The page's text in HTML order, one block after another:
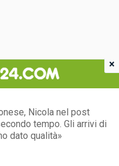
Nicola nel post
tempo. Gli arrivi di
dato qualità»
×